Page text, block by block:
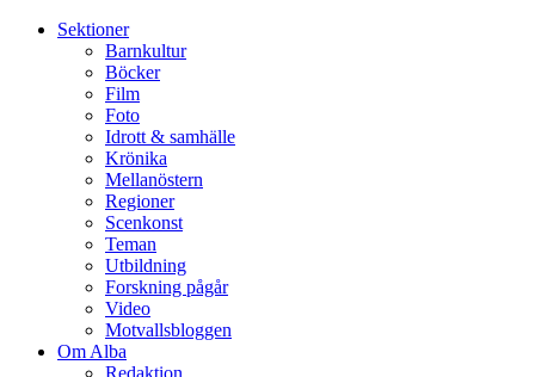
Sektioner
Barnkultur
Böcker
Film
Foto
Idrott & samhälle
Krönika
Mellanöstern
Regioner
Scenkonst
Teman
Utbildning
Forskning pågår
Video
Motvallsbloggen
Om Alba
Redaktion